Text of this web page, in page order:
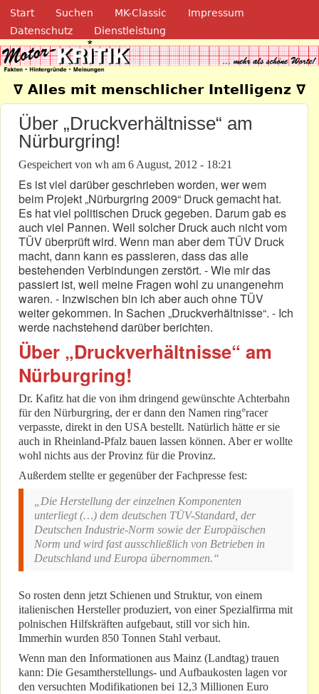
Direkt zum Inhalt
Navigation
Start Suchen MK-Classic
Impressum
Datenschutz
Dienstleistung
Motor-Kritik.de
∇ Alles mit menschlicher Intelligenz ∇
Über „Druckverhältnisse“ am
Nürburgring!
Gespeichert von wh am 6 August, 2012 - 18:21
Es ist viel darüber geschrieben worden, wer wem
beim Projekt „Nürburgring 2009“ Druck gemacht hat.
Es hat viel politischen Druck gegeben. Darum gab es
auch viel Pannen. Weil solcher Druck auch nicht vom
TÜV überprüft wird. Wenn man aber dem TÜV Druck
macht, dann kann es passieren, dass das alle
bestehenden Verbindungen zerstört. - Wie mir das
passiert ist, weil meine Fragen wohl zu unangenehm
waren. - Inzwischen bin ich aber auch ohne TÜV
weiter gekommen. In Sachen „Druckverhältnisse“. - Ich
werde nachstehend darüber berichten.
Über „Druckverhältnisse“ am
Nürburgring!
Dr. Kafitz hat die von ihm dringend gewünschte Achterbahn
für den Nürburgring, der er dann den Namen ring°racer
verpasste, direkt in den USA bestellt. Natürlich hätte er sie
auch in Rheinland-Pfalz bauen lassen können. Aber er wollte
wohl nichts aus der Provinz für die Provinz.
Außerdem stellte er gegenüber der Fachpresse fest:
„Die Herstellung der einzelnen Komponenten
unterliegt (…) dem deutschen TÜV-Standard, der
Deutschen Industrie-Norm sowie der Europäischen
Norm und wird fast ausschließlich von Betrieben in
Deutschland und Europa übernommen.“
So rosten denn jetzt Schienen und Struktur, von einem
italienischen Hersteller produziert, von einer Spezialfirma mit
polnischen Hilfskräften aufgebaut, still vor sich hin.
Immerhin wurden 850 Tonnen Stahl verbaut.
Wenn man den Informationen aus Mainz (Landtag) trauen
kann: Die Gesamtherstellungs- und Aufbaukosten lagen vor
den versuchten Modifikationen bei 12,3 Millionen Euro